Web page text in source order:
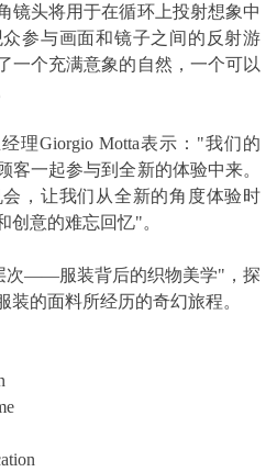
镜头将用于在循环上投射想象中
参与画面和镜子之间的反射游
一个充满意象的自然，一个可以
经理Giorgio Motta表示："我们的
客一起参与到全新的体验中来。
，让我们从全新的角度体验时
创意的难忘回忆"。
次——服装背后的织物美学"，探
的面料所经历的奇幻旅程。